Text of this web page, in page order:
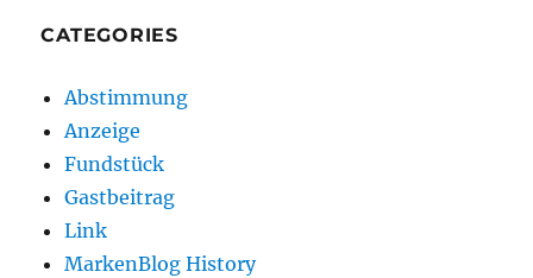
CATEGORIES
Abstimmung
Anzeige
Fundstück
Gastbeitrag
Link
MarkenBlog History